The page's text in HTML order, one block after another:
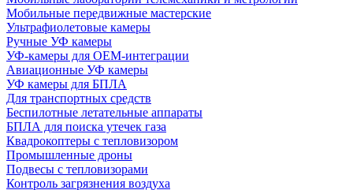
Мобильные передвижные мастерские
Ультрафиолетовые камеры
Ручные УФ камеры
УФ-камеры для OEM-интеграции
Авиационные УФ камеры
УФ камеры для БПЛА
Для транспортных средств
Беспилотные летательные аппараты
БПЛА для поиска утечек газа
Квадрокоптеры с тепловизором
Промышленные дроны
Подвесы с тепловизорами
Контроль загрязнения воздуха